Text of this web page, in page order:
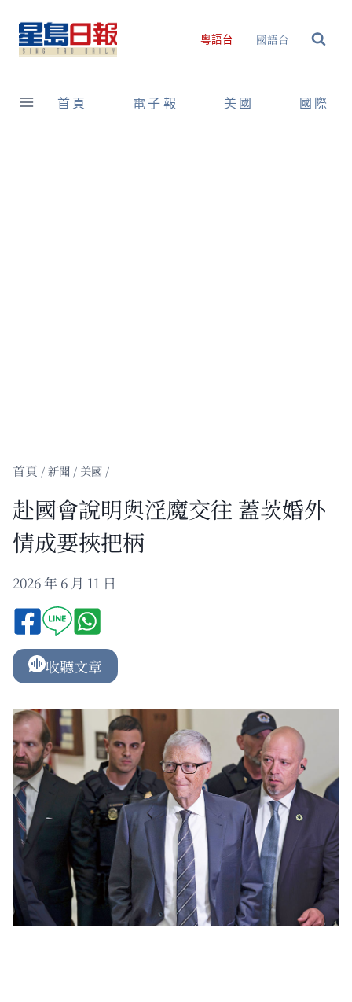
content
粵語台 國語台
首頁 電子報 美國 國際
/新聞 / 美國 /
赴國會說明與淫魔交往 蓋茨婚外
情成要挾把柄
2026 年 6 月 11 日
收聽文章